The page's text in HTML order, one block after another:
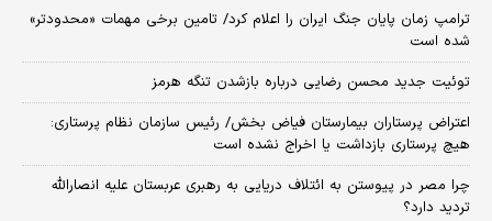
ترامپ زمان پایان جنگ ایران را اعلام کرد/ تامین برخی مهمات «محدودتر»
شده است
توئیت جدید محسن رضایی درباره بازشدن تنگه هرمز
اعتراض پرستاران بیمارستان فیاض بخش/ رئیس سازمان نظام پرستاری:
هیچ پرستاری بازداشت یا اخراج نشده است
چرا مصر در پیوستن به ائتلاف دریایی به رهبری عربستان علیه انصارالله
تردید دارد؟